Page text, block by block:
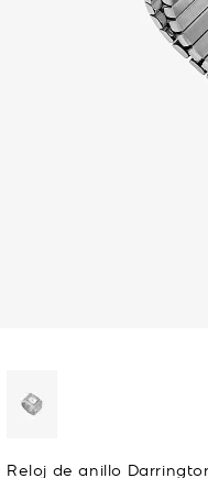
Reloj de anillo